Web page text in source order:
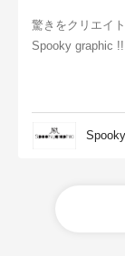
驚きをクリエイ
Spooky graphic !!